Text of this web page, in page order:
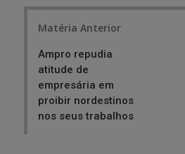
Matéria Anterior
Ampro repudia
atitude de
empresária em
proibir nordestinos
nos seus trabalhos